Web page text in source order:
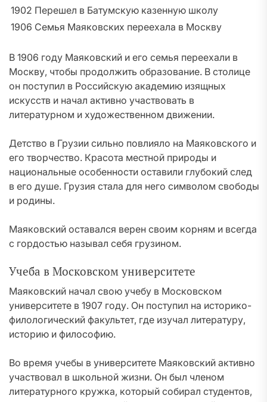
1902 Перешел в Батумскую казенную школу
1906 Семья Маяковских переехала в Москву
В 1906 году Маяковский и его семья переехали в
Москву, чтобы продолжить образование. В столице
он поступил в Российскую академию изящных
искусств и начал активно участвовать в
литературном и художественном движении.
Детство в Грузии сильно повлияло на Маяковского и
его творчество. Красота местной природы и
национальные особенности оставили глубокий след
в его душе. Грузия стала для него символом свободы
и родины.
Маяковский оставался верен своим корням и всегда
с гордостью называл себя грузином.
Учеба в Московском университете
Маяковский начал свою учебу в Московском
университете в 1907 году. Он поступил на историко-
филологический факультет, где изучал литературу,
историю и философию.
Во время учебы в университете Маяковский активно
участвовал в школьной жизни. Он был членом
литературного кружка, который собирал студентов,